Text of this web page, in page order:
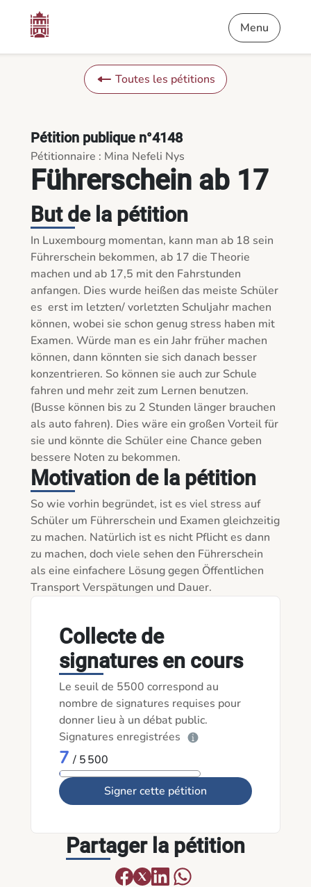
Führerschein ab 17 - Pétitions
Menu
Toutes les pétitions
Führerschein ab 17
Pétition publique n°4148
Pétitionnaire : Mina Nefeli Nys
But de la pétition
In Luxembourg momentan, kann man ab 18 sein
Führerschein bekommen, ab 17 die Theorie
machen und ab 17,5 mit den Fahrstunden
anfangen. Dies wurde heißen das meiste Schüler
es  erst im letzten/ vorletzten Schuljahr machen
können, wobei sie schon genug stress haben mit
Examen. Würde man es ein Jahr früher machen
können, dann könnten sie sich danach besser
konzentrieren. So können sie auch zur Schule
fahren und mehr zeit zum Lernen benutzen.
(Busse können bis zu 2 Stunden länger brauchen
als auto fahren). Dies wäre ein großen Vorteil für
sie und könnte die Schüler eine Chance geben
bessere Noten zu bekommen.
Motivation de la pétition
So wie vorhin begründet, ist es viel stress auf
Schüler um Führerschein und Examen gleichzeitig
zu machen. Natürlich ist es nicht Pflicht es dann
zu machen, doch viele sehen den Führerschein
als eine einfachere Lösung gegen Öffentlichen
Transport Verspätungen und Dauer.
Collecte de
signatures en cours
Le seuil de 5500 correspond au
nombre de signatures requises pour
donner lieu à un débat public.
Signatures enregistrées
7 / 5 500
Signer cette pétition
Partager la pétition